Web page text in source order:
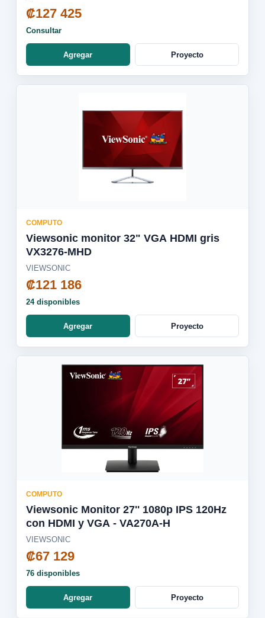
₡127 425
Consultar
Agregar Proyecto
COMPUTO
Viewsonic monitor 32" VGA HDMI gris
VX3276-MHD
VIEWSONIC
₡121 186
24 disponibles
Agregar Proyecto
COMPUTO
Viewsonic Monitor 27'' 1080p IPS 120Hz
con HDMI y VGA - VA270A-H
VIEWSONIC
₡67 129
76 disponibles
Agregar Proyecto